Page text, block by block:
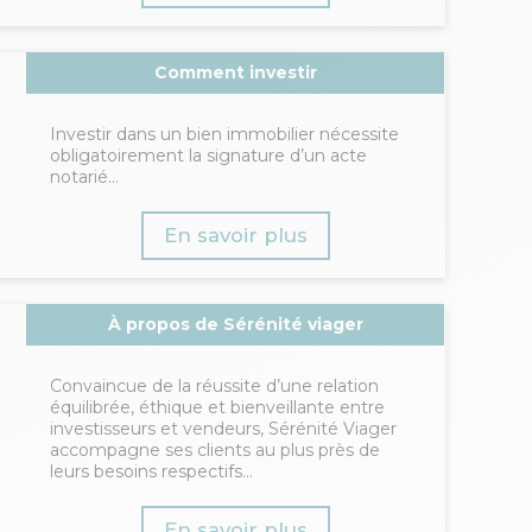
Comment investir
Investir dans un bien immobilier nécessite
obligatoirement la signature d’un acte
notarié...
En savoir plus
À propos de Sérénité viager
Convaincue de la réussite d’une relation
équilibrée, éthique et bienveillante entre
investisseurs et vendeurs, Sérénité Viager
accompagne ses clients au plus près de
leurs besoins respectifs...